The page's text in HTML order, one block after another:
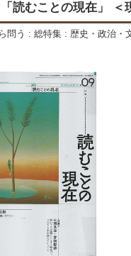
読むことの現在」 ＜
問う : 総特集 : 歴史・政治・